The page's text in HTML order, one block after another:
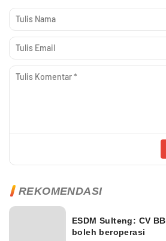
REKOMENDASI
ESDM Sulteng: CV
boleh beroperasi